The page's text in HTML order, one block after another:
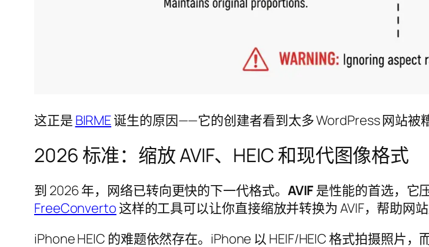
这正是 BIRME诞生的原因——它的创建者看到太多 WordPress 网站被
2026 标准：缩放 AVIF、HEIC 和现代图像格式
到 2026 年，网络已转向更快的下一代格式。 AVIF 是性能的首选，它
FreeConverto 这样的工具可以让你直接缩放并转换为 AVIF，帮助网站
iPhone HEIC 的难题依然存在。iPhone 以 HEIF/HEIC 格式拍摄照片